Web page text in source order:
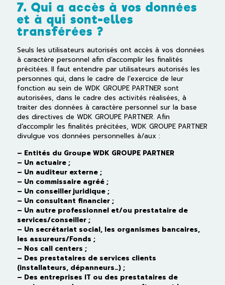
7. Qui a accès à vos données
et à qui sont-elles
transférées ?
Seuls les utilisateurs autorisés ont accès à vos données
à caractère personnel afin d’accomplir les finalités
précitées. Il faut entendre par utilisateurs autorisés les
personnes qui, dans le cadre de l’exercice de leur
fonction au sein de WDK GROUPE PARTNER sont
autorisées, dans le cadre des activités réalisées, à
traiter des données à caractère personnel sur la base
des directives de WDK GROUPE PARTNER. Afin
d’accomplir les finalités précitées, WDK GROUPE PARTNER
divulgue vos données personnelles à/aux :
– Entités du Groupe WDK GROUPE PARTNER
– Un actuaire ;
– Un auditeur externe ;
– Un commissaire agréé ;
– Un conseiller juridique ;
– Un consultant financier ;
– Un autre professionnel et/ou prestataire de
services/conseiller ;
– Un secrétariat social, les organismes bancaires,
les assureurs/Fonds ;
– Nos call centers ;
– Des prestataires de services clients
(installateurs, dépanneurs…) ;
– Des entreprises IT ou des prestataires de